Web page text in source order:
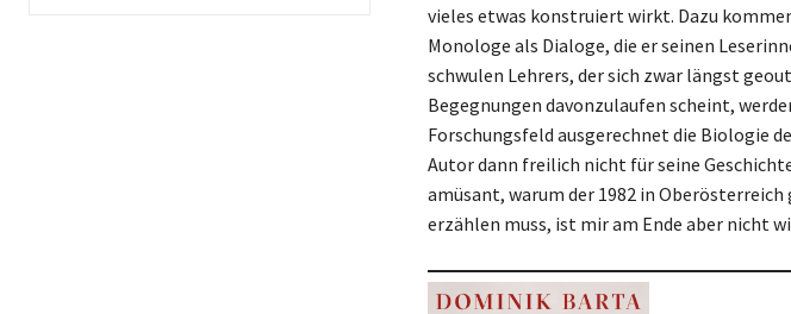
vieles etwas konstruiert wirkt. Dazu
Monologe als Dialoge, die er seinen
schwulen Lehrers, der sich zwar längst
Begegnungen davonzulaufen scheint,
Forschungsfeld ausgerechnet die Biologie
Autor dann freilich nicht für seine
amüsant, warum der 1982 in
erzählen muss, ist mir am Ende aber nicht